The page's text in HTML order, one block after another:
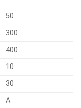
50
300
400
10
30
A